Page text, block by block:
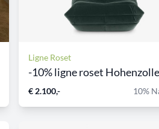
Ligne Roset
-10% ligne roset
€ 2.100,- 10%